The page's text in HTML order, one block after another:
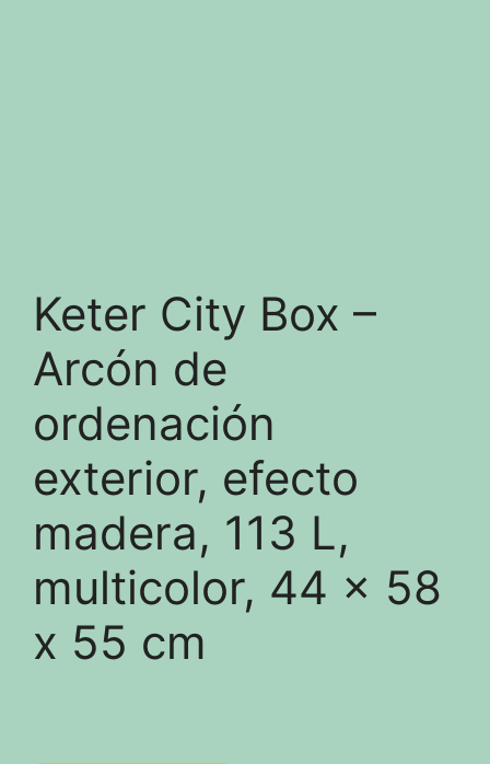
Keter City Box –
Arcón de
ordenación
exterior, efecto
madera, 113 L,
multicolor, 44 x 58
x 55 cm